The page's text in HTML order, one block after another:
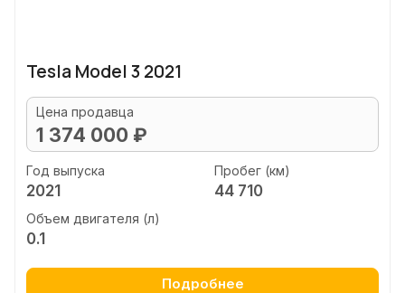
Tesla Model 3 2021
Цена продавца
1 374 000 ₽
Год выпуска
2021
Пробег (км)
44 710
Объем двигателя (л)
0.1
Подробнее